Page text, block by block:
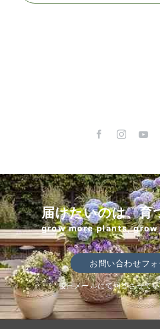
届けたいのは、育
grow more plants,
お問い合わせフォ
後日メールにて回答させて